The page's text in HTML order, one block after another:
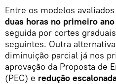
Entre os modelos
duas horas no primeiro
seguida por cortes
seguintes. Outra
diminuição parcial já nos
aprovação da Proposta de
(PEC) e redução